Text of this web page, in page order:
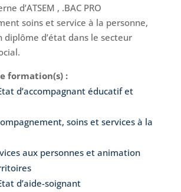
d’ATSEM , .BAC PRO
soins et service à la personne,
diplôme d’état dans le secteur
formation(s) :
d’accompagnant éducatif et
soins et services à la
aux personnes et animation
d’aide-soignant